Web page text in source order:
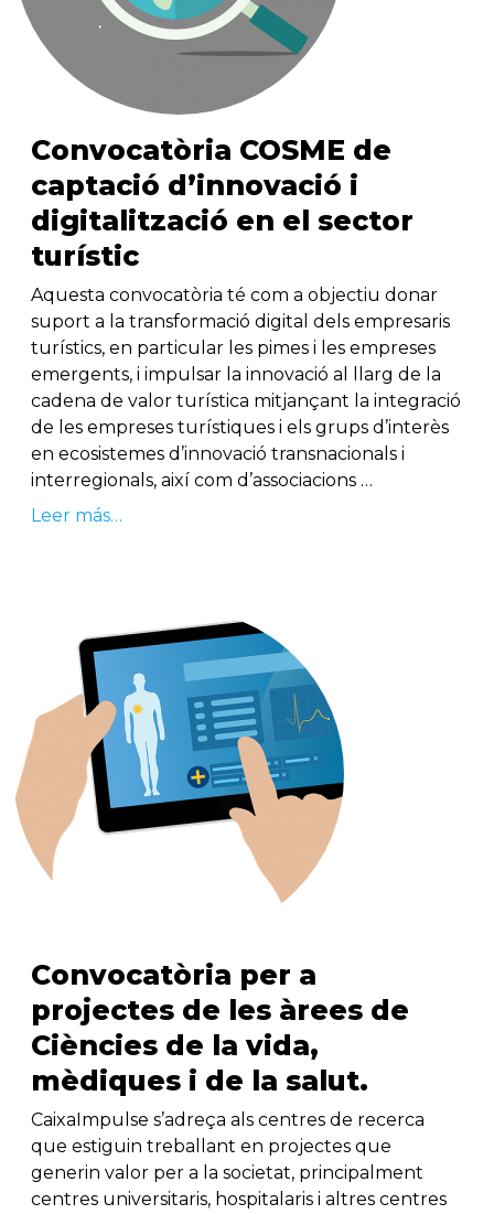
Convocatòria COSME de
captació d’innovació i
digitalització en el sector
turístic
Aquesta convocatòria té com a objectiu donar
suport a la transformació digital dels empresaris
turístics, en particular les pimes i les empreses
emergents, i impulsar la innovació al llarg de la
cadena de valor turística mitjançant la integració
de les empreses turístiques i els grups d’interès
en ecosistemes d’innovació transnacionals i
interregionals, així com d’associacions …
Leer más…
Convocatòria per a
projectes de les àrees de
Ciències de la vida,
mèdiques i de la salut.
CaixaImpulse s’adreça als centres de recerca
que estiguin treballant en projectes que
generin valor per a la societat, principalment
centres universitaris, hospitalaris i altres centres